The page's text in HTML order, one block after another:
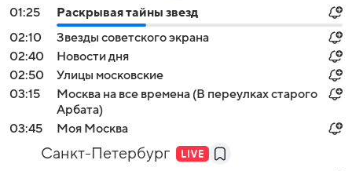
01:25
Раскрывая тайны звезд
02:10
Звезды советского экрана
02:40
Новости дня
02:50
Улицы московские
03:15
Москва на все времена (В переулках старого
Арбата)
03:45
Моя Москва
Санкт-Петербург